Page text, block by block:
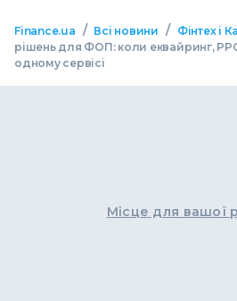
Finance.ua / Всі новини / Фінтех і
рішень для ФОП: коли еквайринг, РРО
одному сервісі
Місце для вашої